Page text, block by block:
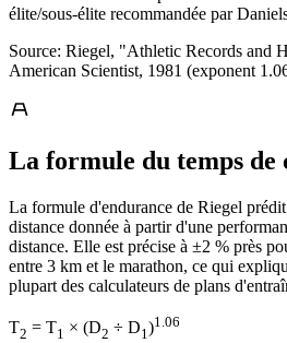
élite/sous-élite recommandée par
Source: Riegel, "Athletic Records and
American Scientist, 1981 (exponent
La formule du temps de
La formule d'endurance de Riegel
distance donnée à partir d'une
distance. Elle est précise à ±2 % près
entre 3 km et le marathon, ce qui
plupart des calculateurs de plans
T2 = T1 × (D2 ÷ D1 )1.06